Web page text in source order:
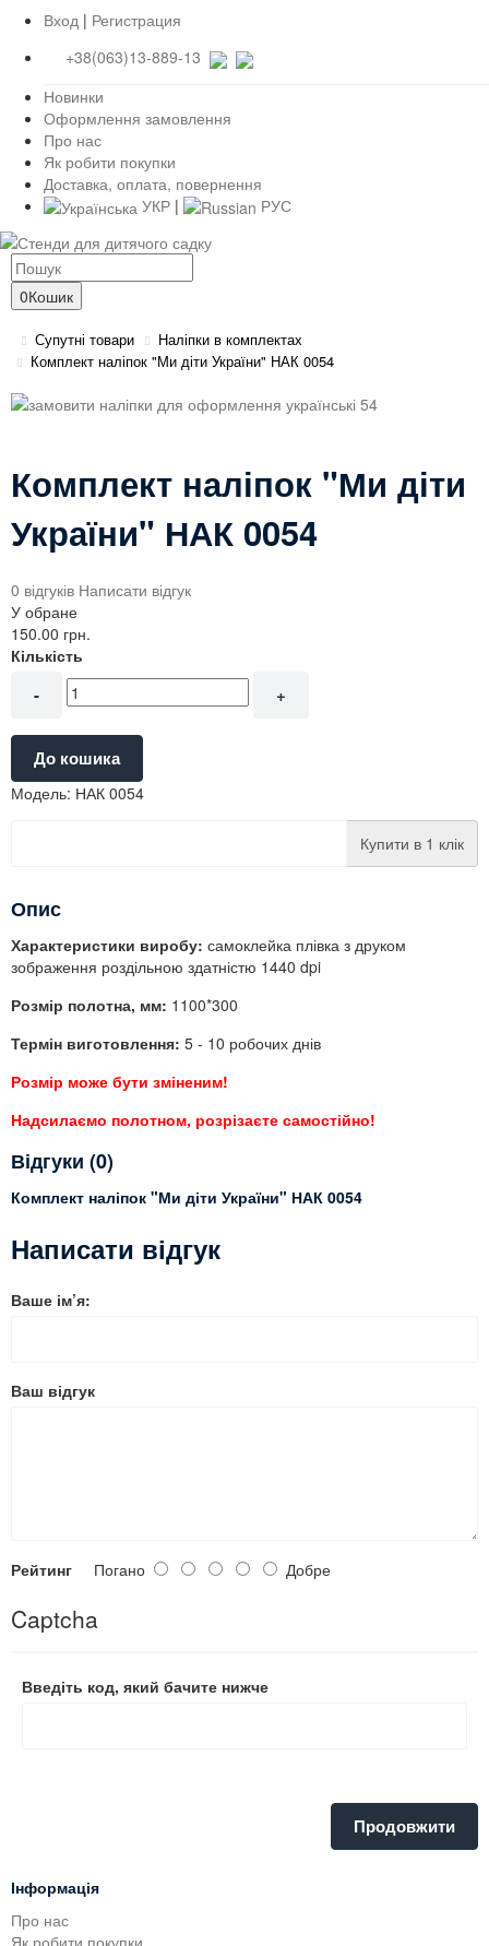
Вход | Регистрация
+38(063)13-889-13
Новинки
Оформлення замовлення
Про нас
Як робити покупки
Доставка, оплата, повернення
УКР | РУС
0Кошик
Супутні товари
Наліпки в комплектах
Комплект наліпок "Ми діти України" НАК 0054
Комплект наліпок "Ми діти
України" НАК 0054
0 відгуків Написати відгук
У обране
150.00 грн.
Кількість
- +
До кошика
Модель: НАК 0054
Купити в 1 клік
Опис
Характеристики виробу: самоклейка плівка з друком
зображення роздільною здатністю 1440 dpi
Розмір полотна, мм: 1100*300
Термін виготовлення: 5 - 10 робочих днів
Розмір може бути зміненим!
Надсилаємо полотном, розрізаєте самостійно!
Відгуки (0)
Комплект наліпок "Ми діти України" НАК 0054
Написати відгук
Ваше ім’я:
Ваш відгук
Рейтинг Погано Добре
Captcha
Введіть код, який бачите нижче
Продовжити
Інформація
Про нас